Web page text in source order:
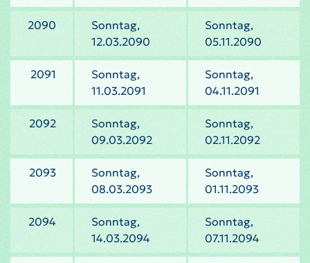
2090
Sonntag,
12.03.2090
Sonntag,
05.11.2090
2091
Sonntag,
11.03.2091
Sonntag,
04.11.2091
2092
Sonntag,
09.03.2092
Sonntag,
02.11.2092
2093
Sonntag,
08.03.2093
Sonntag,
01.11.2093
2094
Sonntag,
14.03.2094
Sonntag,
07.11.2094